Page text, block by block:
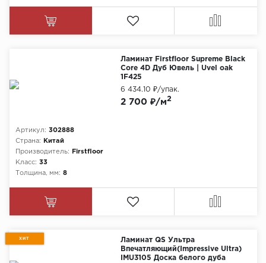
Ламинат Firstfloor Supreme Black
Core 4D Дуб Ювель | Uvel oak
1F425
Артикул: 302888
Страна:
Китай
Производитель:
Firstfloor
Класс: 33
Толщина, мм: 8
2 700 ₽/м2
6 434.10 ₽/упак.
ХИТ
Ламинат QS Ультра
Впечатляющий(Impressive Ultra)
IMU3105 Доска белого дуба